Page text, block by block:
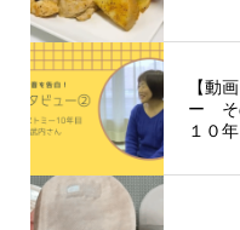
【動
ー そ
１０年